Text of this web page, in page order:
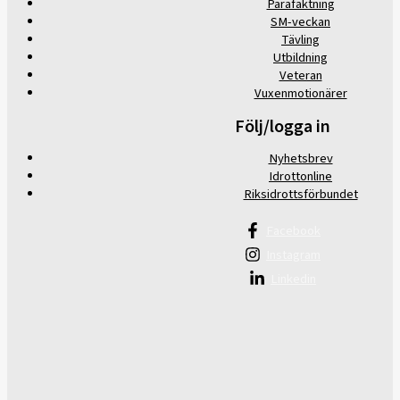
Parafäktning
SM-veckan
Tävling
Utbildning
Veteran
Vuxenmotionärer
Följ/logga in
Nyhetsbrev
Idrottonline
Riksidrottsförbundet